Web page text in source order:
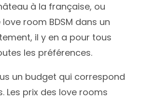
à la française, ou
room BDSM dans un
il y en a pour tous
les préférences.
un budget qui correspond
Les prix des love rooms